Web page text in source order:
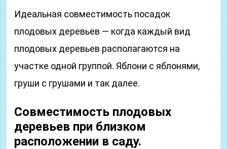
Идеальная совместимость посадок
плодовых деревьев — когда каждый вид
плодовых деревьев располагаются на
участке одной группой. Яблони с яблонями,
груши с грушами и так далее.
Совместимость плодовых
деревьев при близком
расположении в саду.